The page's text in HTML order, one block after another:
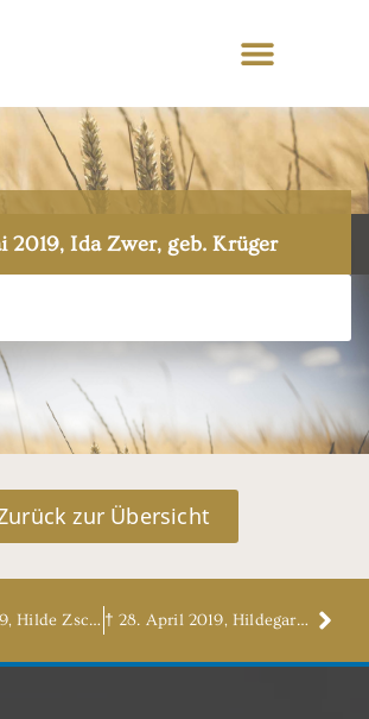
2019, Ida Zwer, geb. Krüger
zur Übersicht
† 8. März 2019, Hilde Zschäpitz, geb. Cirol † 28. April 2019, Hildegard Busch, geb. Pfretzschner